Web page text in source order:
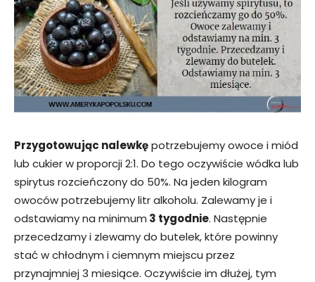
Przygotowując nalewkępotrzebujemy owoce i miód
lub cukier w proporcji 2:1. Do tego oczywiście wódka lub
spirytus rozcieńczony do 50%. Na jeden kilogram
owoców potrzebujemy litr alkoholu. Zalewamy je i
odstawiamy na minimum 3 tygodnie. Następnie
przecedzamy i zlewamy do butelek, które powinny
stać w chłodnym i ciemnym miejscu przez
przynajmniej 3 miesiące. Oczywiście im dłużej, tym